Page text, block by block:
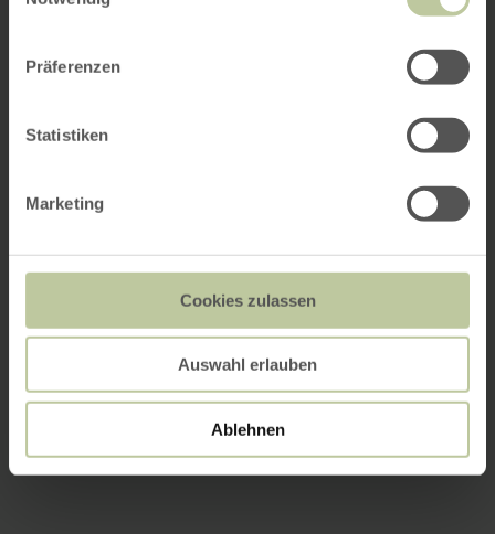
Präferenzen
Statistiken
Marketing
Cookies zulassen
Auswahl erlauben
Ablehnen